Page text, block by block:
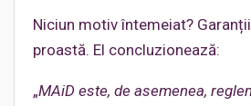
Niciun motiv întemeiat?
proastă. El concluzionează:
„MAiD este, de asemenea,